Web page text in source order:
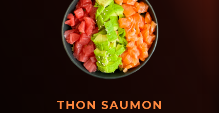
THON SAUMON